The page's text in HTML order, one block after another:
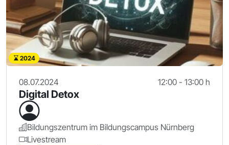
2024
08.07.2024 12:00 - 13:00 h
Digital Detox
Bildungszentrum im Bildungscampus Nürnberg
Livestream